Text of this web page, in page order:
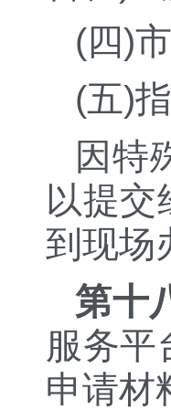
(四)
(五)
因特
以提
到现场
第十
服务平
申请材